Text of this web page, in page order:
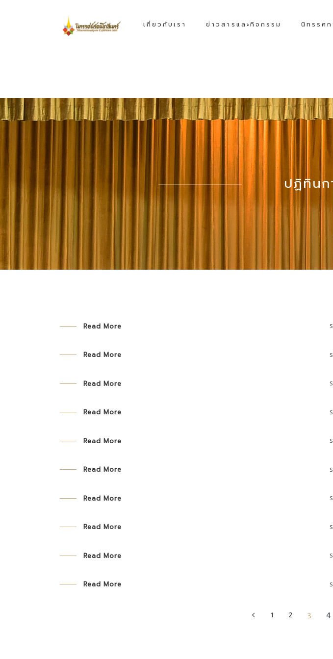
เกี่ยวกับเรา ข่าวสารและกิจกรรม นิทรรศก
ปฏิทินก
Read More
Read More
Read More
Read More
Read More
Read More
Read More
Read More
Read More
Read More
1 2 3 4